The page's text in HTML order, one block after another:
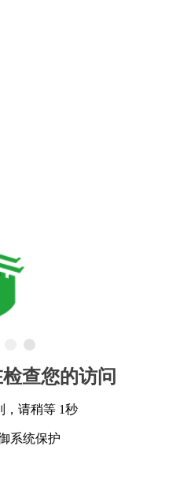
查您的访问
，请稍等 1秒
系统保护